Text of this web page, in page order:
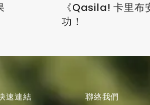
《Qasila! 卡里布
功！
速連結 聯絡我們